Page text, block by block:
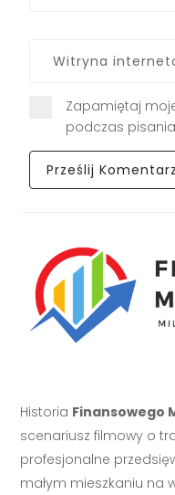
Zapamiętaj
podczas
Historia Finansowego
scenariusz filmowy o
profesjonalne
małym mieszkaniu na